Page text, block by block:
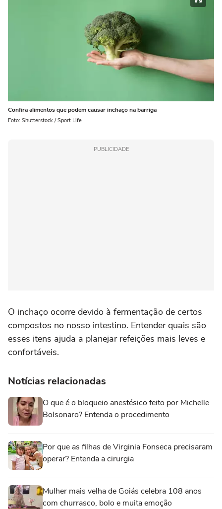
Confira alimentos que podem causar inchaço na barriga
Foto: Shutterstock / Sport Life
PUBLICIDADE
O inchaço ocorre devido à fermentação de certos
compostos no nosso intestino. Entender quais são
esses itens ajuda a planejar refeições mais leves e
confortáveis.
Notícias relacionadas
O que é o bloqueio anestésico feito por Michelle
Bolsonaro? Entenda o procedimento
Por que as filhas de Virginia Fonseca precisaram
operar? Entenda a cirurgia
Mulher mais velha de Goiás celebra 108 anos
com churrasco, bolo e muita emoção